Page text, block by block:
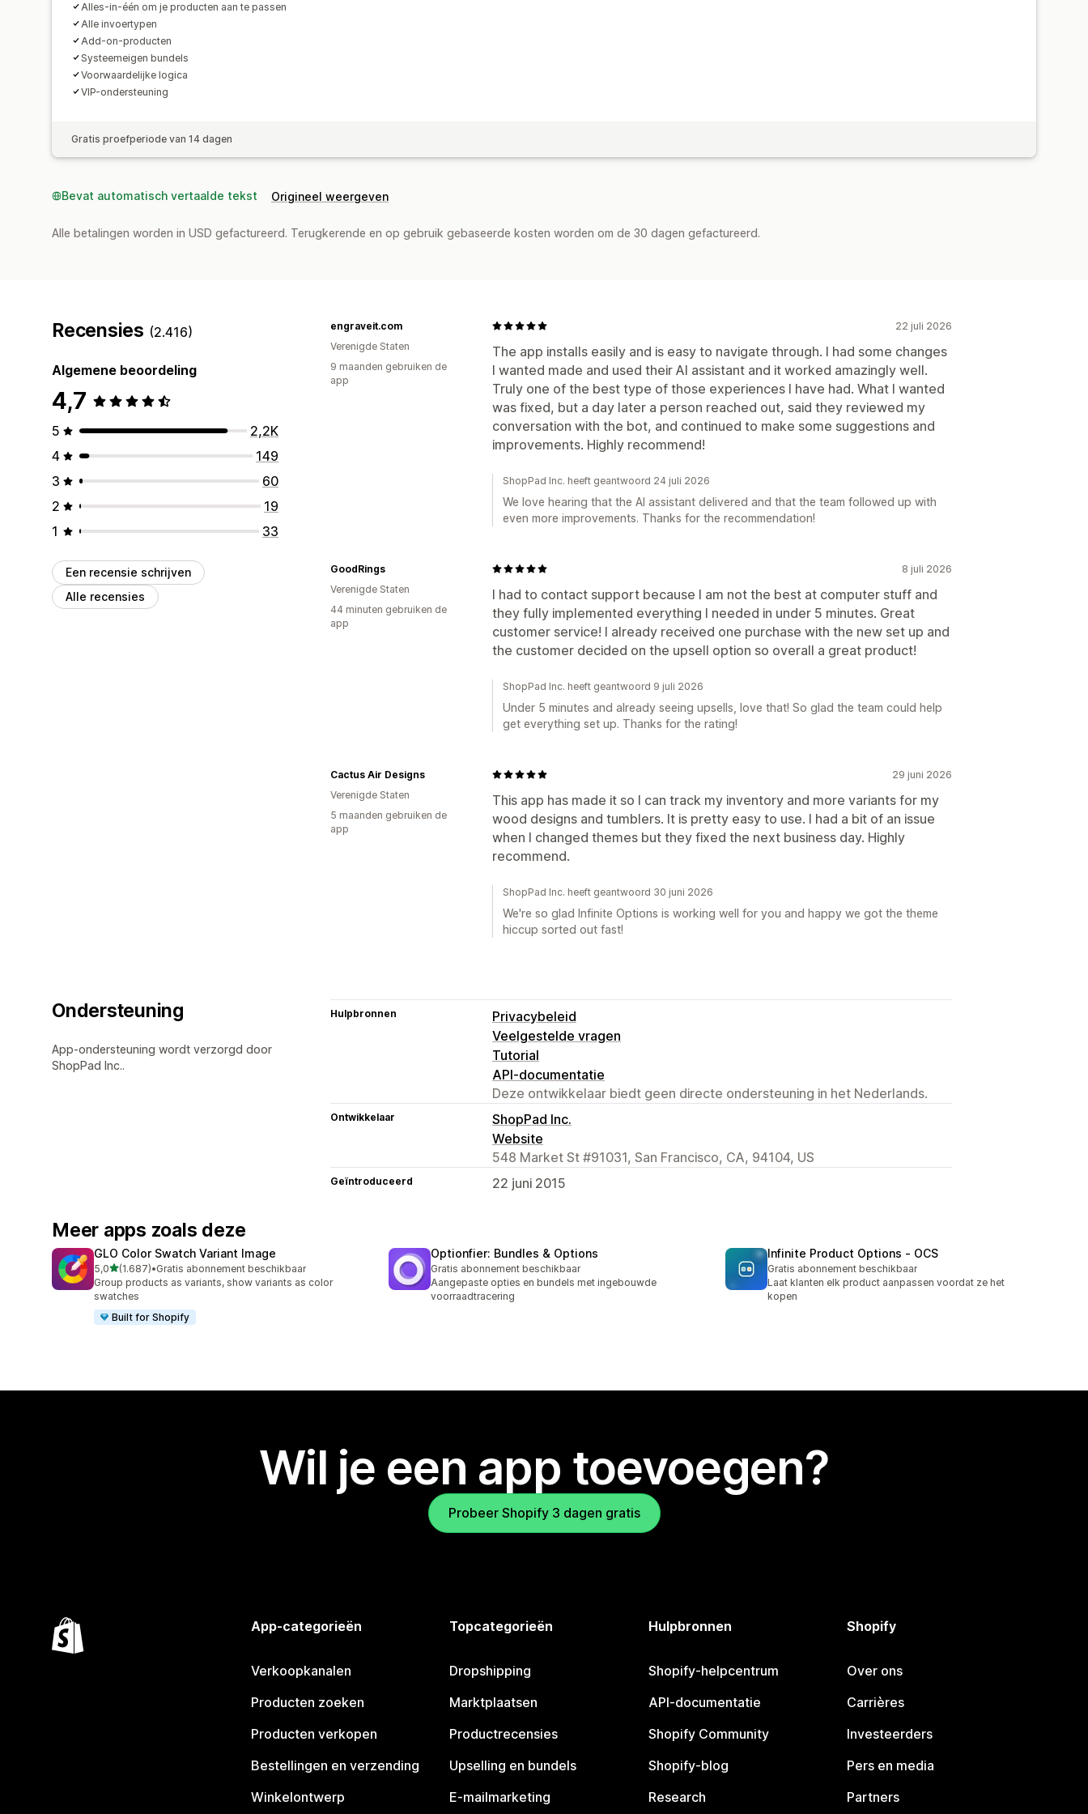
Alles-in-één om je producten aan te passen
Alle invoertypen
Add-on-producten
Systeemeigen bundels
Voorwaardelijke logica
VIP-ondersteuning
Gratis proefperiode van 14 dagen
Bevat automatisch vertaalde tekst Origineel weergeven
Alle betalingen worden in USD gefactureerd. Terugkerende en op gebruik gebaseerde kosten worden om de 30 dagen gefactureerd.
Recensies (2.416)
Algemene beoordeling
4,7
5
2,2K
4
149
3
60
2
19
1
33
Een recensie schrijven
Alle recensies
22 juli 2026
The app installs easily and is easy to navigate through. I had some changes
I wanted made and used their AI assistant and it worked amazingly well.
Truly one of the best type of those experiences I have had. What I wanted
was fixed, but a day later a person reached out, said they reviewed my
conversation with the bot, and continued to make some suggestions and
improvements. Highly recommend!
engraveit.com
Verenigde Staten
9 maanden gebruiken de
app
ShopPad Inc. heeft geantwoord 24 juli 2026
We love hearing that the AI assistant delivered and that the team followed up with
even more improvements. Thanks for the recommendation!
8 juli 2026
I had to contact support because I am not the best at computer stuff and
they fully implemented everything I needed in under 5 minutes. Great
customer service! I already received one purchase with the new set up and
the customer decided on the upsell option so overall a great product!
GoodRings
Verenigde Staten
44 minuten gebruiken de
app
ShopPad Inc. heeft geantwoord 9 juli 2026
Under 5 minutes and already seeing upsells, love that! So glad the team could help
get everything set up. Thanks for the rating!
29 juni 2026
This app has made it so I can track my inventory and more variants for my
wood designs and tumblers. It is pretty easy to use. I had a bit of an issue
when I changed themes but they fixed the next business day. Highly
recommend.
Cactus Air Designs
Verenigde Staten
5 maanden gebruiken de
app
ShopPad Inc. heeft geantwoord 30 juni 2026
We're so glad Infinite Options is working well for you and happy we got the theme
hiccup sorted out fast!
Ondersteuning
App-ondersteuning wordt verzorgd door
ShopPad Inc..
Hulpbronnen
Privacybeleid
Veelgestelde vragen
Tutorial
API-documentatie
Deze ontwikkelaar biedt geen directe ondersteuning in het Nederlands.
Ontwikkelaar
ShopPad Inc.
Website
548 Market St #91031, San Francisco, CA, 94104, US
Geïntroduceerd 22 juni 2015
Meer apps zoals deze
GLO Color Swatch Variant Image
5,0van 5 sterren
(1.687)
1687 recensies in totaal
•Gratis abonnement beschikbaar
Group products as variants, show variants as color
swatches
Built for Shopify
Optionfier: Bundles & Options
Gratis abonnement beschikbaar
Aangepaste opties en bundels met ingebouwde
voorraadtracering
Infinite Product Options ‑ OCS
Gratis abonnement beschikbaar
Laat klanten elk product aanpassen voordat ze het
kopen
Wil je een app toevoegen?
Probeer Shopify 3 dagen gratis
App-categorieën
Verkoopkanalen
Producten zoeken
Producten verkopen
Bestellingen en verzending
Winkelontwerp
Topcategorieën
Dropshipping
Marktplaatsen
Productrecensies
Upselling en bundels
E-mailmarketing
Hulpbronnen
Shopify-helpcentrum
API-documentatie
Shopify Community
Shopify-blog
Research
Shopify
Over ons
Carrières
Investeerders
Pers en media
Partners